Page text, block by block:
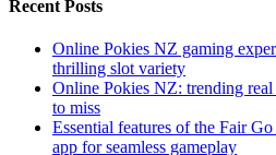
Recent Posts
Online Pokies NZ gaming
thrilling slot variety
Online Pokies NZ: trending
to miss
Essential features of the Fair
app for seamless gameplay